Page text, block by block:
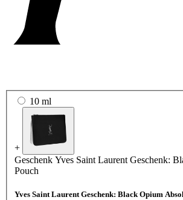
10 ml
+
Geschenk Yves Saint Laurent Geschenk:
Pouch
Yves Saint Laurent Geschenk: Black Opium